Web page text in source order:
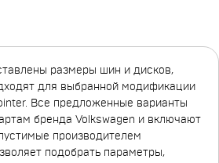
размеры шин и дисков,
для выбранной модификации
Все предложенные варианты
бренда Volkswagen и включают
производителем
подобрать параметры,